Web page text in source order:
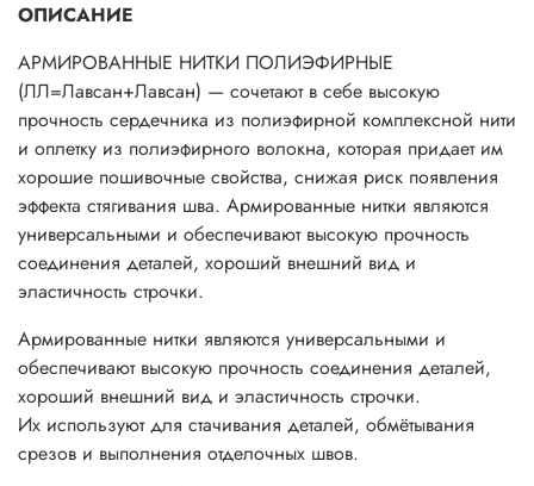
ОПИСАНИЕ
АРМИРОВАННЫЕ НИТКИ ПОЛИЭФИРНЫЕ
(ЛЛ=Лавсан+Лавсан) — сочетают в себе высокую
прочность сердечника из полиэфирной комплексной нити
и оплетку из полиэфирного волокна, которая придает им
хорошие пошивочные свойства, снижая риск появления
эффекта стягивания шва. Армированные нитки являются
универсальными и обеспечивают высокую прочность
соединения деталей, хороший внешний вид и
эластичность строчки.
Армированные нитки являются универсальными и
обеспечивают высокую прочность соединения деталей,
хороший внешний вид и эластичность строчки.
Их используют для стачивания деталей, обмётывания
срезов и выполнения отделочных швов.